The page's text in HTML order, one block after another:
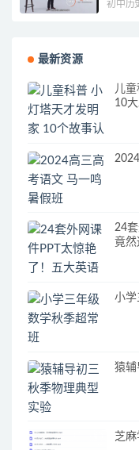
初中历
最新资源
儿
10
24
竟然
小学
猿辅
芝